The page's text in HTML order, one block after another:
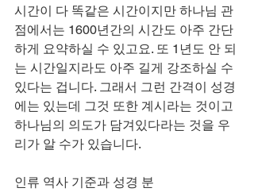
시간이 다 똑같은 시간이지만 하나님 관
점에서는 1600년간의 시간도 아주 간단
하게 요약하실 수 있고요. 또 1년도 안 되
는 시간일지라도 아주 길게 강조하실 수
있다는 겁니다. 그래서 그런 간격이 성경
에는 있는데 그것 또한 계시라는 것이고
하나님의 의도가 담겨있다라는 것을 우
리가 알 수가 있습니다.
인류 역사 기준과 성경 분